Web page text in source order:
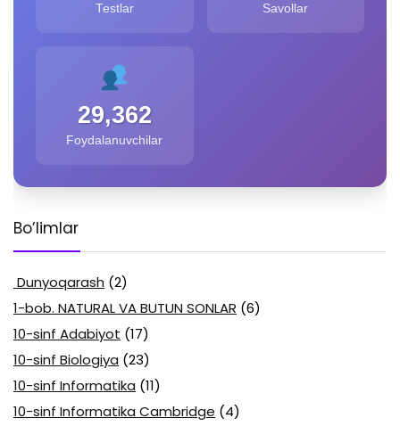
Testlar Savollar
29,362
Foydalanuvchilar
Bo’limlar
Dunyoqarash (2)
1-bob. NATURAL VA BUTUN SONLAR (6)
10-sinf Adabiyot (17)
10-sinf Biologiya (23)
10-sinf Informatika (11)
10-sinf Informatika Cambridge (4)